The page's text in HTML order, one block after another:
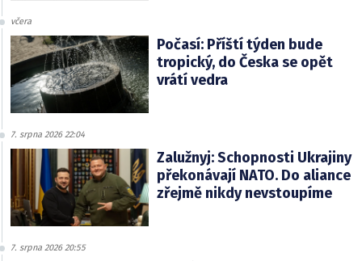
včera
Počasí: Příští týden bude
tropický, do Česka se opět
vrátí vedra
7. srpna 2026 22:04
Zalužnyj: Schopnosti Ukrajiny
překonávají NATO. Do aliance
zřejmě nikdy nevstoupíme
7. srpna 2026 20:55